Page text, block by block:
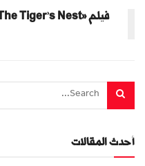
أحدث المقالات